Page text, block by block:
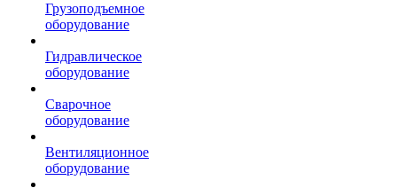
Грузоподъемное
оборудование
Гидравлическое
оборудование
Сварочное
оборудование
Вентиляционное
оборудование